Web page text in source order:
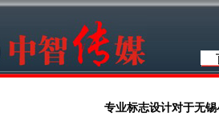
专业标志设计对于无